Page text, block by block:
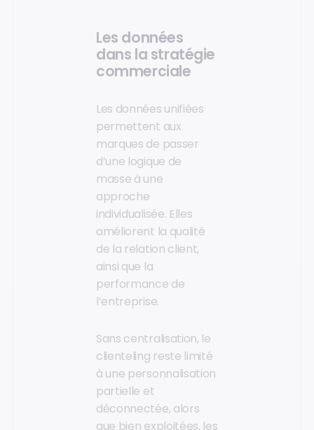
Les données
dans la stratégie
commerciale
Les données unifiées
permettent aux
marques de passer
d’une logique de
masse à une
approche
individualisée. Elles
améliorent la qualité
de la relation client,
ainsi que la
performance de
l’entreprise.
Sans centralisation, le
clienteling reste limité
à une personnalisation
partielle et
déconnectée, alors
que bien exploitées, les